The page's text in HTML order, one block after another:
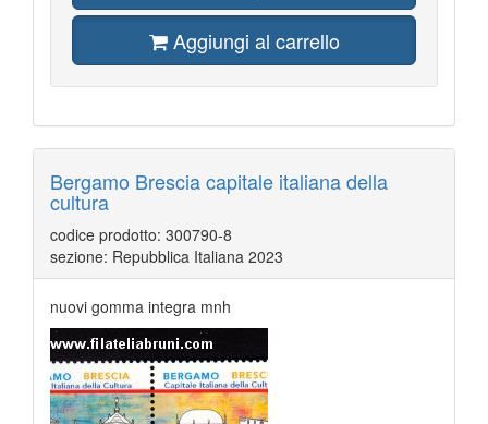
Aggiungi al carrello
Bergamo Brescia capitale italiana della
cultura
codice prodotto: 300790-8
sezione: Repubblica Italiana 2023
nuovi gomma integra mnh